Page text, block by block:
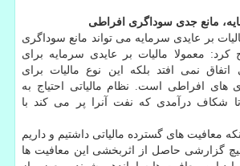
مانع جدی سوداگری افراطی
بر عایدی سرمایه می تواند مانع سوداگری
كرد: معمولا مالیات بر عایدی سرمایه برای
نمی افتد بلكه این نوع مالیات برای
های افراطی است. نظام مالیاتی احتیاج به
شكاف درآمدی كه نفت آنرا پر می كند با
معافیت های گسترده مالیاتی داشتیم و داریم
گزارشی حاصل از اثربخشی این معافیت ها